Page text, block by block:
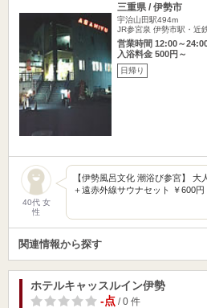
三重県 / 伊勢市
宇治山田駅494m
JR参宮泉 伊勢市駅・近
営業時間 12:00～
入浴料金 500円～
日帰り
40代 女
性
【伊勢風呂文化 潮浴び参宮】
＋遠赤外線サウナセット ￥600円
関連情報から探す
ホテルキャッスルイン伊勢
-点/ 0 件